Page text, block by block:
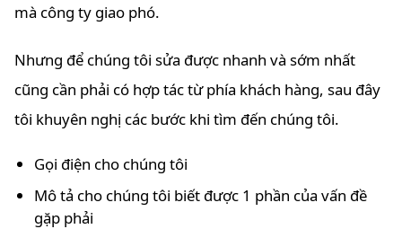
mà công ty giao phó.
Nhưng để chúng tôi sửa được nhanh và sớm nhất
cũng cần phải có hợp tác từ phía khách hàng, sau đây
tôi khuyên nghị các bước khi tìm đến chúng tôi.
Gọi điện cho chúng tôi
Mô tả cho chúng tôi biết được 1 phần của vấn đề
gặp phải